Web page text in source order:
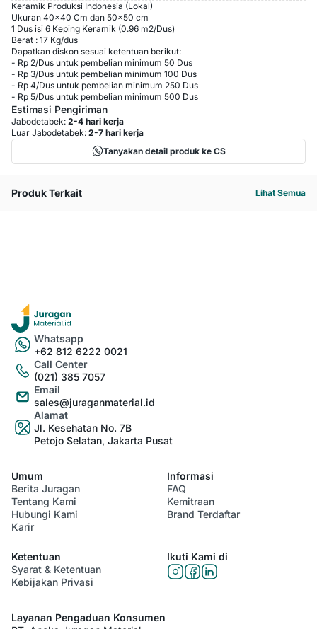
Keramik Produksi Indonesia (Lokal)
Ukuran 40x40 Cm dan 50x50 cm
1 Dus isi 6 Keping Keramik (0.96 m2/Dus)
Berat : 17 Kg/dus
Dapatkan diskon sesuai ketentuan berikut:
- Rp 2/Dus untuk pembelian minimum 50 Dus
- Rp 3/Dus untuk pembelian minimum 100 Dus
- Rp 4/Dus untuk pembelian minimum 250 Dus
- Rp 5/Dus untuk pembelian minimum 500 Dus
Estimasi Pengiriman
Jabodetabek: 2-4 hari kerja
Luar Jabodetabek: 2-7 hari kerja
Tanyakan detail produk ke CS
Produk Terkait Lihat Semua
Whatsapp
+62 812 6222 0021
Call Center
(021) 385 7057
Email
sales@juraganmaterial.id
Alamat
Jl. Kesehatan No. 7B
Petojo Selatan, Jakarta Pusat
Umum
Berita Juragan
Tentang Kami
Hubungi Kami
Karir
Informasi
FAQ
Kemitraan
Brand Terdaftar
Ketentuan
Syarat & Ketentuan
Kebijakan Privasi
Ikuti Kami di
Layanan Pengaduan Konsumen